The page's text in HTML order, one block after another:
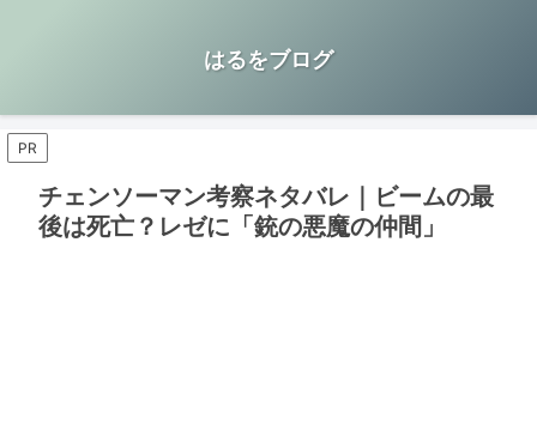
はるをブログ
PR
チェンソーマン考察ネタバレ｜ビームの最
後は死亡？レゼに「銃の悪魔の仲間」